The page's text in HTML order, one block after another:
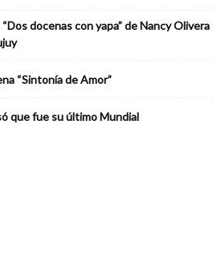
docenas con yapa” de Nancy Olivera
“Sintonía de Amor”
que fue su último Mundial